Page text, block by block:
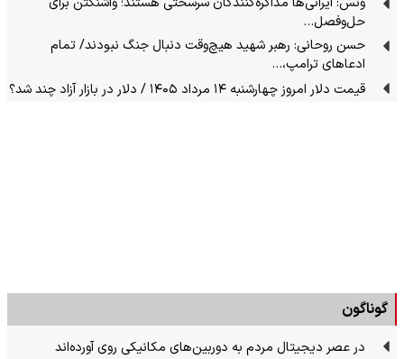
حل‌وفصل…
حسن روحانی: رهبر شهید هیچ‌وقت دنبال جنگ نبودند/ تمام
ادعاهای ترامپ،…
قیمت دلار امروز چهارشنبه ۱۴ مرداد ۱۴۰۵ / دلار در بازار آزاد چند شد؟
گوناگون
در عصر دیجیتال مردم به دوربین‌های مکانیکی روی آورده‌اند